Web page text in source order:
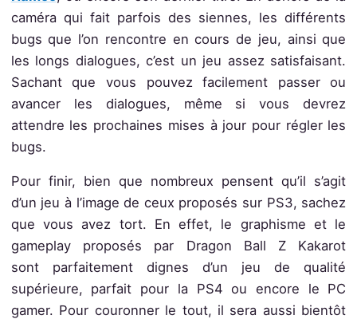
caméra qui fait parfois des siennes, les différents
bugs que l’on rencontre en cours de jeu, ainsi que
les longs dialogues, c’est un jeu assez satisfaisant.
Sachant que vous pouvez facilement passer ou
avancer les dialogues, même si vous devrez
attendre les prochaines mises à jour pour régler les
bugs.
Pour finir, bien que nombreux pensent qu’il s’agit
d’un jeu à l’image de ceux proposés sur PS3, sachez
que vous avez tort. En effet, le graphisme et le
gameplay proposés par Dragon Ball Z Kakarot
sont parfaitement dignes d’un jeu de qualité
supérieure, parfait pour la PS4 ou encore le PC
gamer. Pour couronner le tout, il sera aussi bientôt